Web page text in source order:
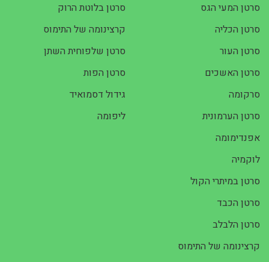
סרטן המעי הגס
סרטן הכליה
סרטן העור
סרטן האשכים
סרקומה
סרטן הערמונית
סרטן בלוטת הרוק
קרצינומה של התימוס
סרטן שלפוחית השתן
סרטן הפות
גידול דסמואיד
ליפומה
אפנדימומה
לוקמיה
סרטן במיתרי הקול
סרטן הכבד
סרטן הלבלב
קרצינומה של התימוס